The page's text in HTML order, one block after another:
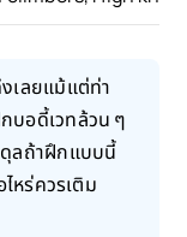
เลยแม้แต่ท่า
บอดี้เวทล้วน ๆ
ดุลถ้าฝึกแบบนี้
หร่ควรเติม